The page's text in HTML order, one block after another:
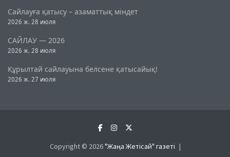
Сайлауға қатысу – азаматтық міндет
2026 ж. 28 июля
САЙЛАУ — 2026
2026 ж. 28 июля
Құрылтай сайлауына белсене қатысайық!
2026 ж. 27 июля
Copyright © 2026"Жаңа Жетісай" газеті